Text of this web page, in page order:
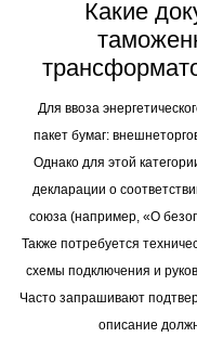
Какие
Для ввоза
пакет бумаг:
Однако для этой
декларации о
союза (например, «О
Также потребуется
схемы подключения и
Часто запрашивают